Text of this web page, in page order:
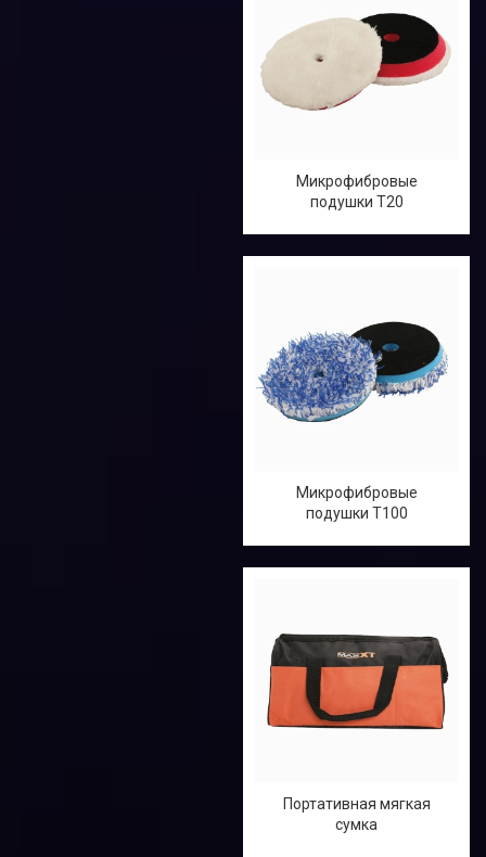
Микрофибровые
подушки T20
Микрофибровые
подушки T100
Портативная мягкая
сумка